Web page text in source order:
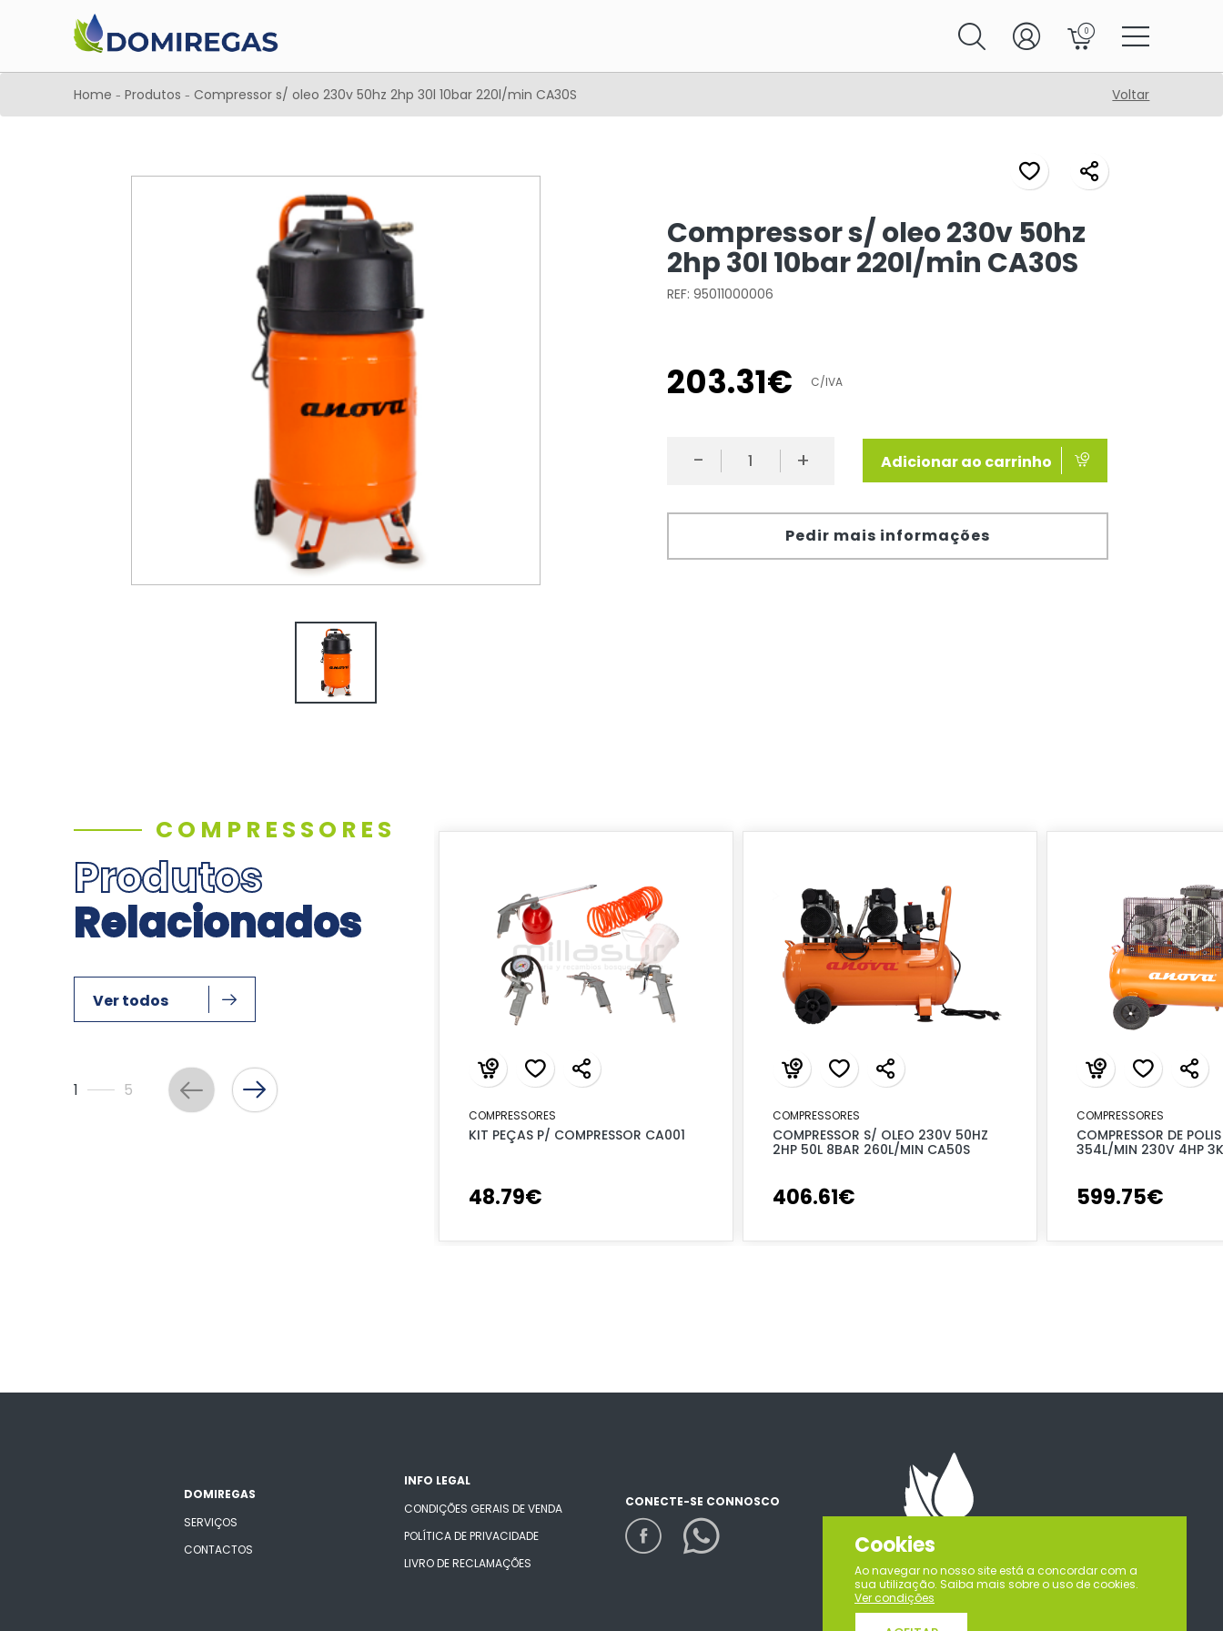
0
Home - Produtos - Compressor s/ oleo 230v 50hz 2hp 30l 10bar 220l/min CA30S Voltar
Compressor s/ oleo 230v 50hz
2hp 30l 10bar 220l/min CA30S
REF: 95011000006
203.31€ C/IVA
- + Adicionar ao carrinho
Pedir mais informações
COMPRESSORES
Produtos
Relacionados
Ver todos
1 5
COMPRESSORES
KIT PEÇAS P/ COMPRESSOR CA001
48.79€
COMPRESSORES
COMPRESSOR S/ OLEO 230V 50HZ
2HP 50L 8BAR 260L/MIN CA50S
406.61€
COMPRESSORES
COMPRESSOR DE
354L/MIN 230V 4HP
599.75€
DOMIREGAS
SERVIÇOS
CONTACTOS
INFO LEGAL
CONDIÇÕES GERAIS DE VENDA
POLÍTICA DE PRIVACIDADE
LIVRO DE RECLAMAÇÕES
CONECTE-SE CONNOSCO
Cookies
Ao navegar no nosso site está a concordar com a
sua utilização. Saiba mais sobre o uso de cookies.
Ver condições